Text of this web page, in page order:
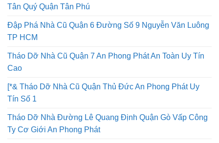
Tân Quý Quận Tân Phú
Đập Phá Nhà Cũ Quận 6 Đường Số 9 Nguyễn Văn Luông
TP HCM
Tháo Dỡ Nhà Cũ Quận 7 An Phong Phát An Toàn Uy Tín
Cao
[*& Tháo Dỡ Nhà Cũ Quận Thủ Đức An Phong Phát Uy
Tín Số 1
Tháo Dỡ Nhà Đường Lê Quang Định Quận Gò Vấp Công
Ty Cơ Giới An Phong Phát